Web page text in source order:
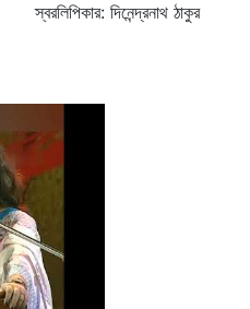
স্বরলিপিকার: দিনেন্দ্রনাথ ঠাকুর